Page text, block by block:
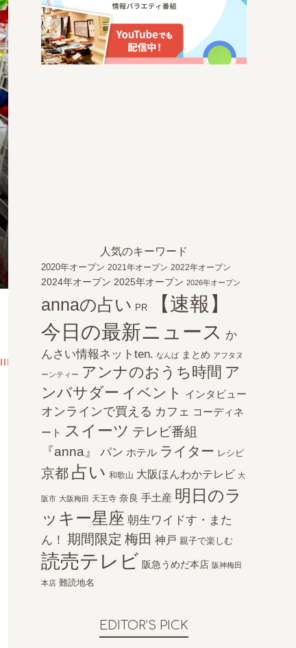
人気のキーワード
2020年オープン 2021年オープン 2022年オープン
2024年オープン 2025年オープン 2026年オープン
annaの占い PR
【速報】
今日の最新ニュース か
んさい情報ネットten. なんば まとめ アフタヌ
ーンティー アンナのおうち時間 ア
ンバサダー イベント インタビュー
オンラインで買える カフェ コーディネ
ート
スイーツ テレビ番組
『anna』
パン ホテル ライター レシピ
京都 占い 和歌山 大阪ほんわかテレビ 大
阪市 大阪梅田 天王寺 奈良 手土産 明日のラ
ッキー星座 朝生ワイドす・また
ん！ 期間限定 梅田 神戸 親子で楽しむ
読売テレビ 阪急うめだ本店 阪神梅田
本店 難読地名
EDITOR'S PICK